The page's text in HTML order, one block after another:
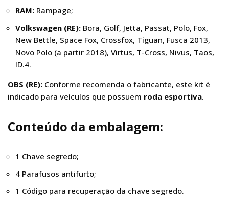
RAM: Rampage;
Volkswagen (RE): Bora, Golf, Jetta, Passat, Polo, Fox,
New Bettle, Space Fox, Crossfox, Tiguan, Fusca 2013,
Novo Polo (a partir 2018), Virtus, T-Cross, Nivus, Taos,
ID.4.
OBS (RE): Conforme recomenda o fabricante, este kit é
indicado para veículos que possuem roda esportiva.
Conteúdo da embalagem:
1 Chave segredo;
4 Parafusos antifurto;
1 Código para recuperação da chave segredo.